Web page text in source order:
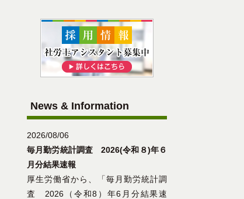
News & Information
2026/08/06
毎月勤労統計調査 2026(令和８)年６
月分結果速報
厚生労働省から、「毎月勤労統計調
査 2026（令和8）年6月分結果速